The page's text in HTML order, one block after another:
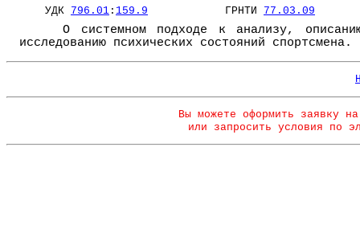
УДК 796.01 : 159.9 ГРНТИ 77.03.09
О системном подходе к анализу,
исследованию психических состояний спортсмена.
Вы можете оформить заявку
или запросить условия по